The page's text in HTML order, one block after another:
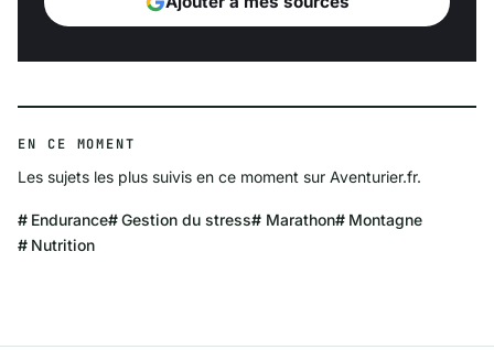
EN CE MOMENT
Les sujets les plus suivis en ce moment sur Aventurier.fr.
Endurance Gestion du stress Marathon
Montagne
Nutrition